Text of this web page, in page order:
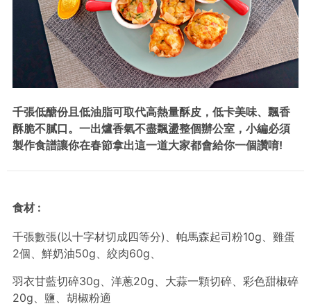
千張低醣份且低油脂可取代高熱量酥皮， 低卡美味、 飄香
酥脆不膩口。 一出爐香氣不盡飄盪整個辦公室，小編必須
製作食譜讓你在春節拿出這一道大家都會給你一個讚唷!
食材 :
千張數張(以十字材切成四等分)、帕馬森起司粉10g、雞蛋
2個、鮮奶油50g、絞肉60g、
羽衣甘藍切碎30g、洋蔥20g、大蒜一顆切碎、彩色甜椒碎
20g、鹽、胡椒粉適